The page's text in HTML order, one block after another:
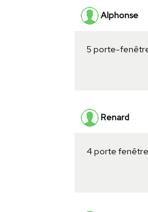
Alphonse
5 porte-
Renard
4 porte